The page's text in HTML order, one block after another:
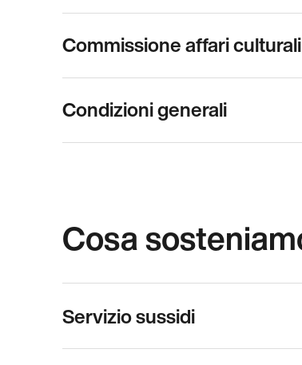
Commissione affari
Condizioni generali
Cosa
Servizio sussidi